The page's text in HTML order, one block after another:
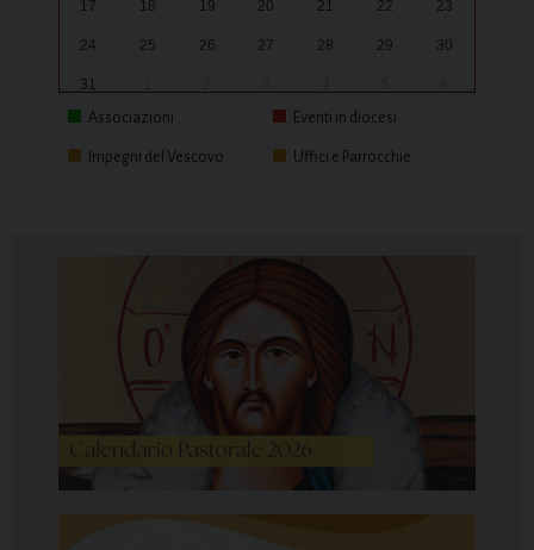
17 18 19 20 21 22 23
24 25 26 27 28 29 30
31
Associazioni
Eventi in diocesi
Impegni del Vescovo Uffici e Parrocchie